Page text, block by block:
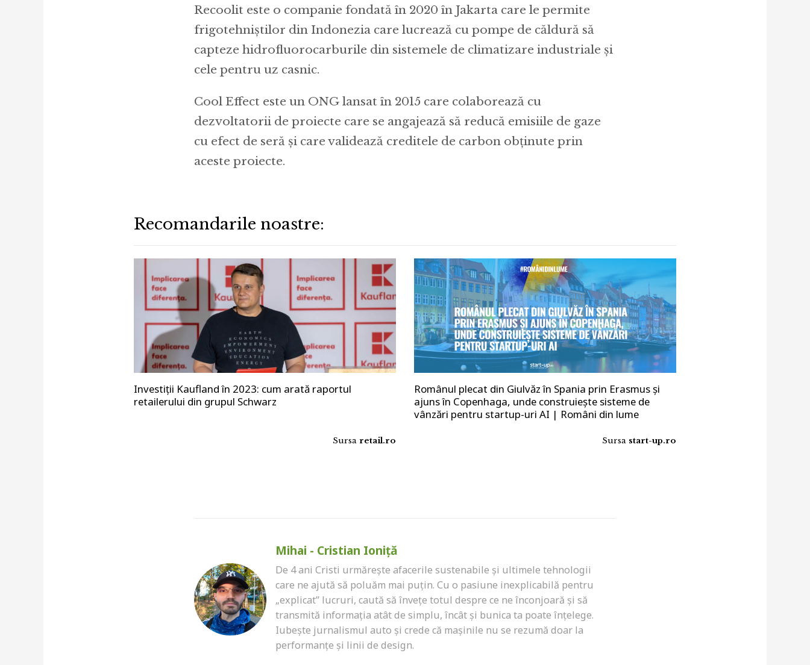
Recoolit este o companie fondată în 2020 în Jakarta care le permite
frigotehniștilor din Indonezia care lucrează cu pompe de căldură să
capteze hidrofluorocarburile din sistemele de climatizare industriale și
cele pentru uz casnic.
Cool Effect este un ONG lansat în 2015 care colaborează cu
dezvoltatorii de proiecte care se angajează să reducă emisiile de gaze
cu efect de seră și care validează creditele de carbon obținute prin
aceste proiecte.
Recomandarile noastre:
Investiții Kaufland în 2023: cum arată raportul
retailerului din grupul Schwarz
Sursa retail.ro
Românul plecat din Giulvăz în Spania prin Erasmus și
ajuns în Copenhaga, unde construiește sisteme de
vânzări pentru startup-uri AI | Români din lume
Sursa start-up.ro
Mihai - Cristian Ioniță
De 4 ani Cristi urmărește afacerile sustenabile și ultimele tehnologii
care ne ajută să poluăm mai puțin. Cu o pasiune inexplicabilă pentru
„explicat” lucruri, caută să învețe totul despre ce ne înconjoară și să
transmită informația atât de simplu, încât și bunica ta poate înțelege.
Iubește jurnalismul auto și crede că mașinile nu se rezumă doar la
performanțe și linii de design.